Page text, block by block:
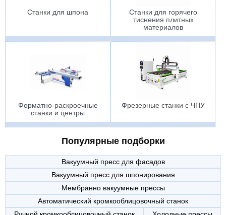
Станки для шпона
Станки для горячего
тиснения плитных
материалов
Форматно-раскроечные
станки и центры
Фрезерные станки с ЧПУ
Популярные подборки
Вакуумный пресс для фасадов
Вакуумный пресс для шпонирования
Мембранно вакуумные прессы
Автоматический кромкооблицовочный станок